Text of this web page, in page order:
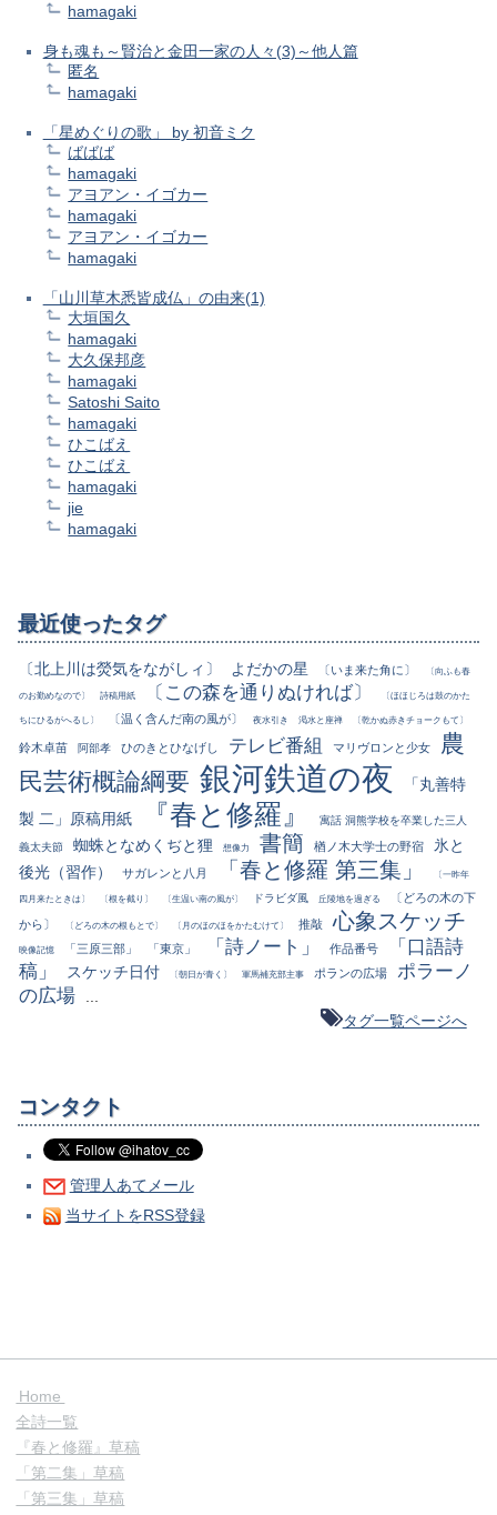
hamagaki
身も魂も～賢治と金田一家の人々(3)～他人篇
匿名
hamagaki
「星めぐりの歌」 by 初音ミク
ばばば
hamagaki
アヨアン・イゴカー
hamagaki
アヨアン・イゴカー
hamagaki
「山川草木悉皆成仏」の由来(1)
大垣国久
hamagaki
大久保邦彦
hamagaki
Satoshi Saito
hamagaki
ひこばえ
ひこばえ
hamagaki
jie
hamagaki
最近使ったタグ
〔北上川は熒気をながしィ〕 よだかの星 〔いま来た角に〕 〔向ふも春
のお勤めなので〕 詩稿用紙 〔この森を通りぬければ〕 〔ほほじろは鼓のかた
ちにひるがへるし〕 〔温く含んだ南の風が〕 夜水引き 渇水と座禅 〔乾かぬ赤きチョークもて〕
鈴木卓苗 阿部孝 ひのきとひなげし テレビ番組 マリヴロンと少女
農
民芸術概論綱要 銀河鉄道の夜
「丸善特
製 二」原稿用紙
『春と修羅』 寓話 洞熊学校を卒業した三人
義太夫節 蜘蛛となめくぢと狸 想像力 書簡 楢ノ木大学士の野宿
氷と
後光（習作）
サガレンと八月 「春と修羅 第三集」 〔一昨年
四月来たときは〕 〔根を截り〕 〔生温い南の風が〕 ドラビダ風 丘陵地を過ぎる
〔どろの木の下
から〕
〔どろの木の根もとで〕 〔月のほのほをかたむけて〕 推敲 心象スケッチ
映像記憶 「三原三部」 「東京」 「詩ノート」 作品番号
「口語詩
稿」
スケッチ日付 〔朝日が青く〕 軍馬補充部主事 ポランの広場
ポラーノ
の広場
タグ一覧ページへ
コンタクト
管理人あてメール
当サイトをRSS登録
Home
全詩一覧
『春と修羅』草稿
「第二集」草稿
「第三集」草稿